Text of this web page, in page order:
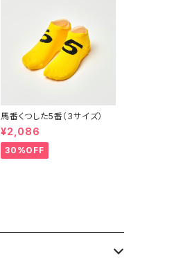
馬番くつした5番（3サイズ）
¥2,086
30%OFF